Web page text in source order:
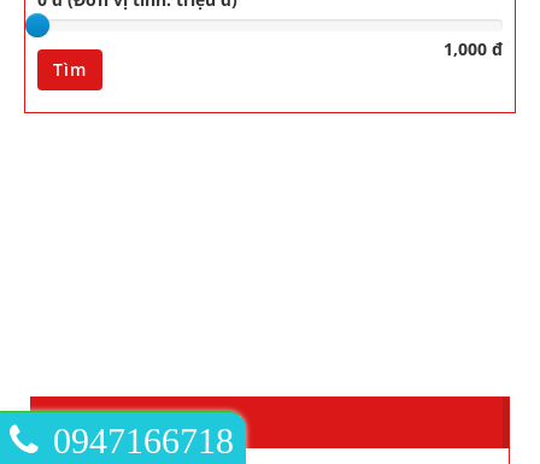
1,000 đ
Tìm
LIÊN KẾT WEBSITE
0947166718